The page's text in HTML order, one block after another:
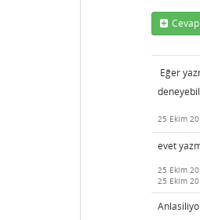
Cevap
Eğer
25 Ekim
evet
25 Ekim
25 Ekim